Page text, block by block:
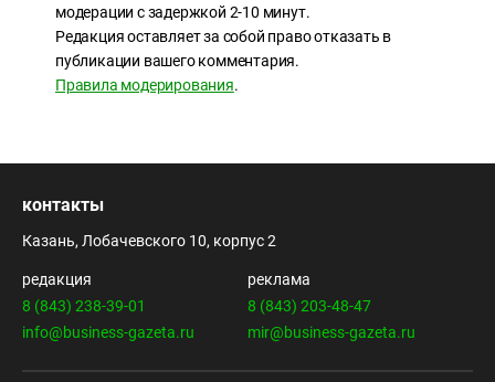
модерации с задержкой 2-10 минут.
Редакция оставляет за собой право отказать в
публикации вашего комментария.
Правила модерирования.
контакты
Казань, Лобачевского 10, корпус 2
редакция
8 (843) 238-39-01
info@business-gazeta.ru
реклама
8 (843) 203-48-47
mir@business-gazeta.ru